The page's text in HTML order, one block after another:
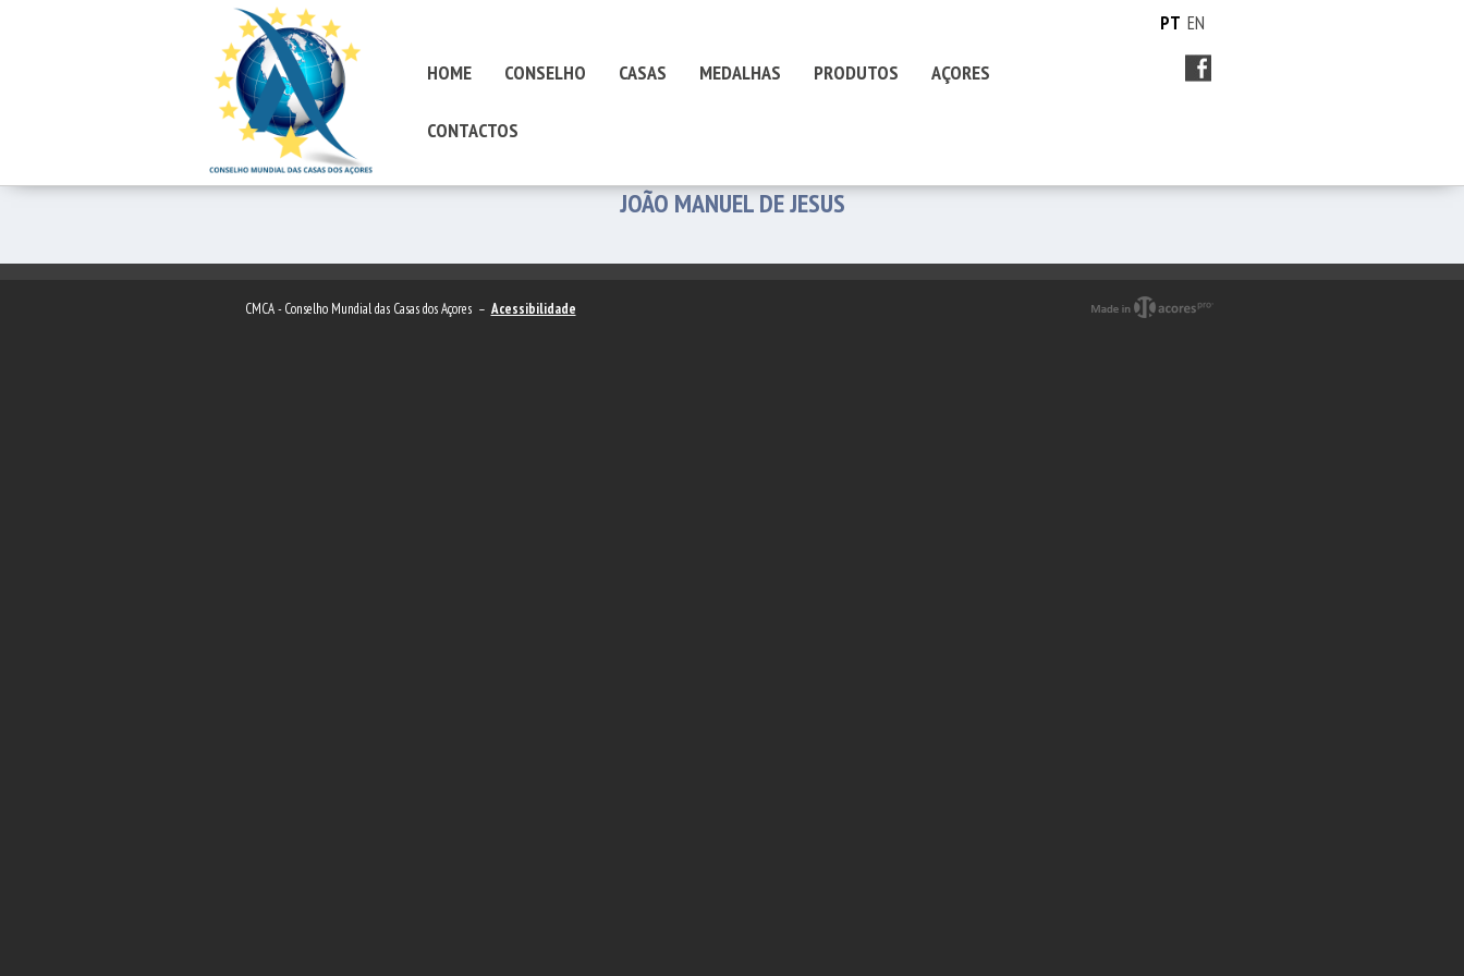
HOME CONSELHO CASAS MEDALHAS PRODUTOS AÇORES
CONTACTOS
PT EN
JOÃO MANUEL DE JESUS
CMCA - Conselho Mundial das Casas dos Açores – Acessibilidade